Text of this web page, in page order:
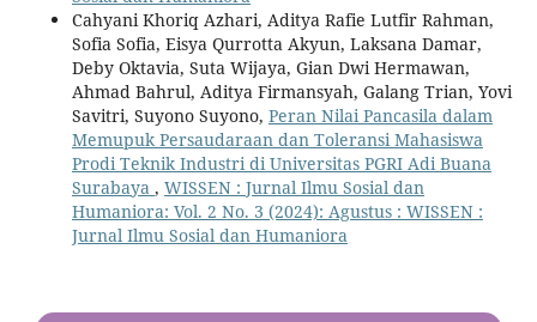
Cahyani Khoriq Azhari, Aditya Rafie Lutfir Rahman,
Sofia Sofia, Eisya Qurrotta Akyun, Laksana Damar,
Deby Oktavia, Suta Wijaya, Gian Dwi Hermawan,
Ahmad Bahrul, Aditya Firmansyah, Galang Trian, Yovi
Savitri, Suyono Suyono, Peran Nilai Pancasila dalam
Memupuk Persaudaraan dan Toleransi Mahasiswa
Prodi Teknik Industri di Universitas PGRI Adi Buana
Surabaya , WISSEN : Jurnal Ilmu Sosial dan
Humaniora: Vol. 2 No. 3 (2024): Agustus : WISSEN :
Jurnal Ilmu Sosial dan Humaniora